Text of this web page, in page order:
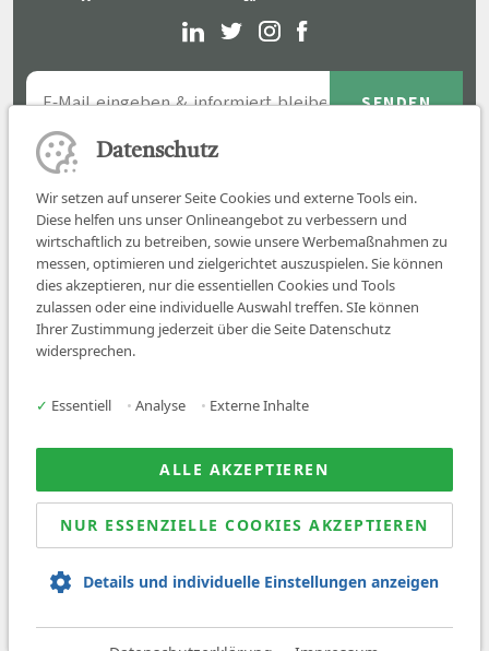
Job finden
Über uns
News
© 2026 Sanovetis. All rights reserved.
Datenschutz
Wir setzen auf unserer Seite Cookies und externe Tools ein.
Diese helfen uns unser Onlineangebot zu verbessern und
wirtschaftlich zu betreiben, sowie unsere Werbemaßnahmen zu
messen, optimieren und zielgerichtet auszuspielen. Sie können
dies akzeptieren, nur die essentiellen Cookies und Tools
zulassen oder eine individuelle Auswahl treffen. SIe können
Ihrer Zustimmung jederzeit über die Seite Datenschutz
widersprechen.
✓ Essentiell • Analyse • Externe Inhalte
ALLE AKZEPTIEREN
NUR ESSENZIELLE COOKIES AKZEPTIEREN
Details und individuelle Einstellungen anzeigen